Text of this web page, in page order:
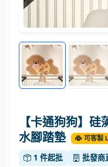
【卡通狗狗】
水腳踏墊
可客製
1 件起批 批發商